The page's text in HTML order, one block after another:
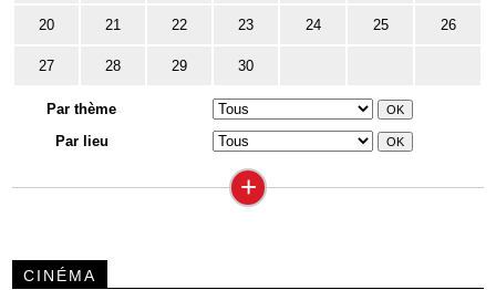
20 21 22 23 24 25 26
27 28 29 30
Par thème
Par lieu
+
CINÉMA